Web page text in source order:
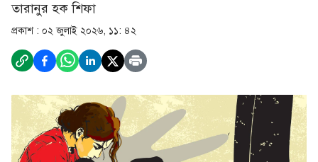
তারানুর হক শিফা
প্রকাশ : ০২ জুলাই ২০২৬, ১১: ৪২